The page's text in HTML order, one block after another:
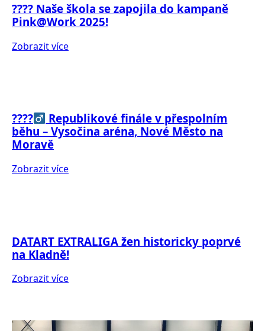
???? Naše škola se zapojila do kampaně
Pink@Work 2025!
Zobrazit více
????‍
Republikové finále v přespolním
běhu – Vysočina aréna, Nové Město na
Moravě
Zobrazit více
DATART EXTRALIGA žen historicky poprvé
na Kladně!
Zobrazit více